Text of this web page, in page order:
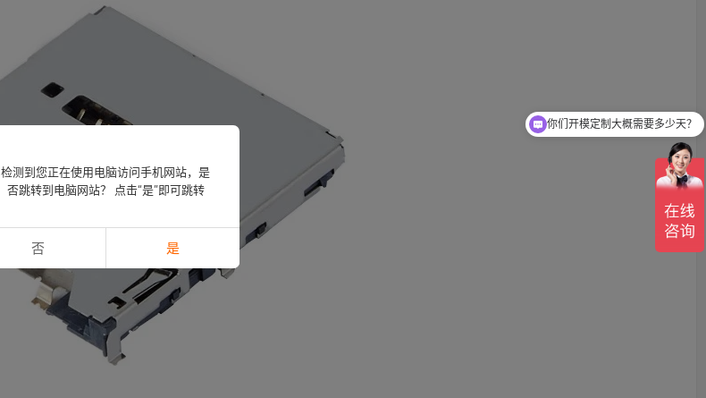
检测到您正在使用电脑访问手机网站，是
否跳转到电脑网站？ 点击“是”即可跳转
否 是
可以介绍下你们的产品么？
你们开模定制大概需要多少天？